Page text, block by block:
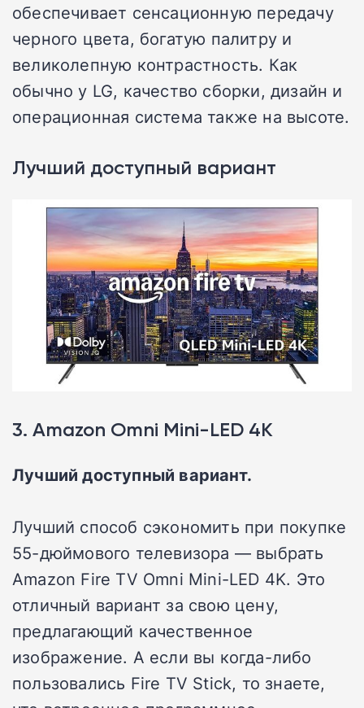
обеспечивает сенсационную передачу
черного цвета, богатую палитру и
великолепную контрастность. Как
обычно у LG, качество сборки, дизайн и
операционная система также на высоте.
Лучший доступный вариант
3. Amazon Omni Mini-LED 4K
Лучший доступный вариант.
Лучший способ сэкономить при покупке
55-дюймового телевизора — выбрать
Amazon Fire TV Omni Mini-LED 4K. Это
отличный вариант за свою цену,
предлагающий качественное
изображение. А если вы когда-либо
пользовались Fire TV Stick, то знаете,